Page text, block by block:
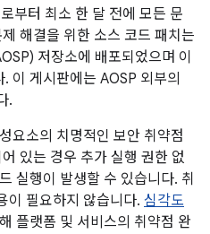
부터 최소 한 달 전에 모든 문
해결을 위한 소스 코드 패치는
저장소에 배포되었으며 이
이 게시판에는 AOSP 외부의
.
요소의 치명적인 보안 취약점
있는 경우 추가 실행 권한 없
실행이 발생할 수 있습니다. 취
이 필요하지 않습니다. 심각도
플랫폼 및 서비스의 취약점 완